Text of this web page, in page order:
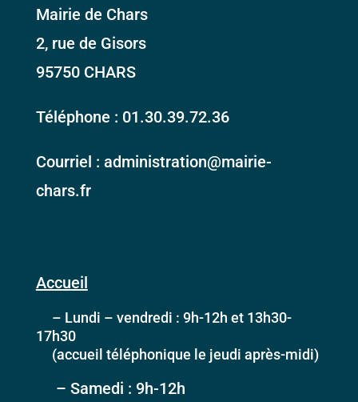
Mairie de Chars
2, rue de Gisors
95750 CHARS
Téléphone : 01.30.39.72.36
Courriel : administration@mairie-
chars.fr
Accueil
– Lundi – vendredi : 9h-12h et 13h30-
17h30
(accueil téléphonique le jeudi après-midi)
– Samedi : 9h-12h